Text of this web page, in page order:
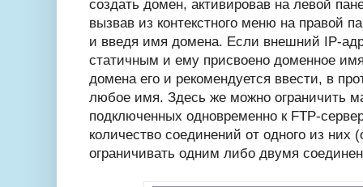
создать домен, активировав на левой
вызвав из контекстного меню на правой
и введя имя домена. Если внешний IP-
статичным и ему присвоено доменное
домена его и рекомендуется ввести, в
любое имя. Здесь же можно ограничить
подключенных одновременно к FTP-
количество соединений от одного из них
ограничивать одним либо двумя